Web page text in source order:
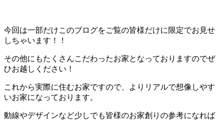
今回は一部だけこのブログをご覧の皆様だけに限定でお見せ
しちゃいます！！
その他にもたくさんこだわったお家となっておりますのでぜ
ひお越しください！
これから実際に住むお家ですので、よりリアルで想像しやす
いお家になっております。
動線やデザインなど少しでも皆様のお家創りの参考になれば